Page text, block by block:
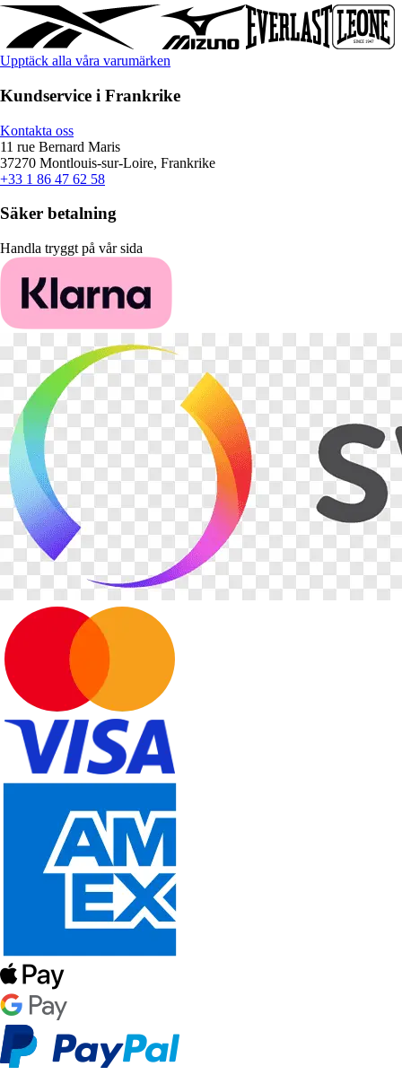
Upptäck alla våra varumärken
Kundservice i Frankrike
Kontakta oss
11 rue Bernard Maris
37270 Montlouis-sur-Loire, Frankrike
+33 1 86 47 62 58
Säker betalning
Handla tryggt på vår sida